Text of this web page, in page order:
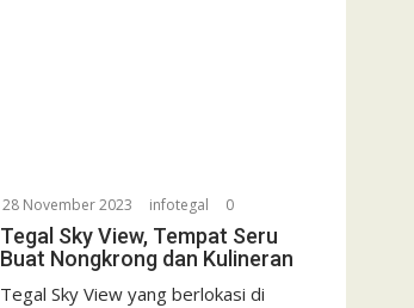
28 November 2023 infotegal 0
Tegal Sky View, Tempat Seru
Buat Nongkrong dan Kulineran
Tegal Sky View yang berlokasi di